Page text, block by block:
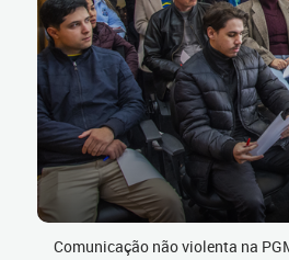
Comunicação não violenta na